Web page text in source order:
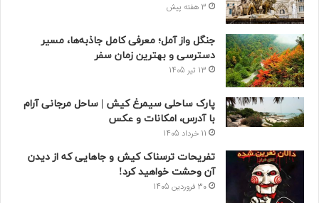
3 هفته پیش
جنگل واز آمل؛ معرفی کامل جاذبه‌ها، مسیر
دسترسی و بهترین زمان سفر
13 تیر 1405
پارک ساحلی سیمرغ کیش | ساحل مرجانی آرام
با آدرس، امکانات و عکس
11 خرداد 1405
تفریحات ترسناک کیش و جاهایی که از دیدن
آن وحشت خواهید کرد!
30 فروردین 1405